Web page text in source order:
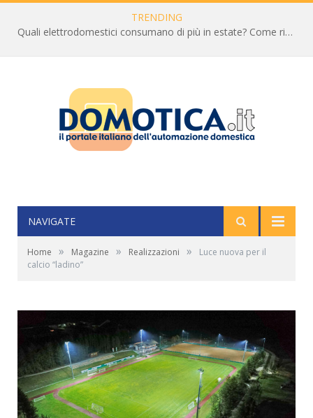
TRENDING
Quali elettrodomestici consumano di più in estate? Come ridurre la bolletta
NAVIGATE
Home » Magazine » Realizzazioni »
Luce nuova per il
calcio “ladino”